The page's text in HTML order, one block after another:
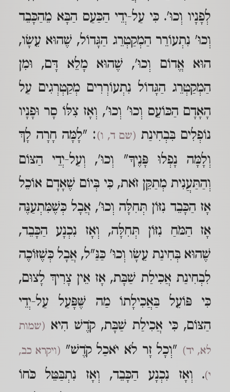
לְפָנָיו וְכוּ'. כִּי עַל-יְדֵי הַכַּעַס הַבָּא מֵהַכָּבֵד
וְכוּ' נִתְעוֹרֵר הַמְקַטְרֵג הַגָּדוֹל, שֶׁהוּא עֵשָׂו,
הוּא אֱדוֹם וְכוּ', שֶׁהוּא מָלֵא דָּם, וּמִן
הַמְקַטְרֵג הַגָּדוֹל נִתְעוֹרְרִים מְקַטְרְגִים עַל
הָאָדָם הַכּוֹעֵס וְכוּ' וְכוּ', וְאָז צִלּוֹ סָר וּפָנָיו
נוֹפְלִים בִּבְחִינַת (שם ד, ו): "לָמָּה חָרָה לָךְ
וְלָמָּה נָפְלוּ פָּנֶיךָ" וְכוּ', וְעַל-יְדֵי הַצּוֹם
וְהַתַּעֲנִית מְתַקֵּן זֹאת, כִּי בְּיוֹם שֶׁאָדָם אוֹכֵל
אָז הַכָּבֵד נִזּוֹן תְּחִלָּה וְכוּ', אֲבָל כְּשֶׁמִּתְעַנֶּה
אָז הַמֹּחַ נִזּוֹן תְּחִלָּה, וְאָז נִכְנָע הַכָּבֵד,
שֶׁהוּא בְּחִינַת עֵשָׂו וְכוּ' כַּנַּ"ל, אֲבָל כְּשֶׁזּוֹכֶה
לִבְחִינַת אֲכִילַת שַׁבָּת, אָז אֵין צָרִיךְ לָצוּם,
כִּי פּוֹעֵל בַּאֲכִילָתוֹ מַה שֶּׁפָּעַל עַל-יְדֵי
הַצּוֹם, כִּי אֲכִילַת שַׁבָּת, קֹדֶשׁ הִיא (שמות
לא, יד) "וְכָל זָר לֹא יֹאכַל קֹדֶשׁ" (ויקרא כב,
י). וְאָז נִכְנָע הַכָּבֵד, וְאָז נִתְבַּטֵּל כֹּחוֹ